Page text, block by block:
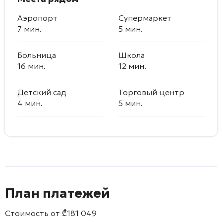
Аэропорт
7 мин.
Супермаркет
5 мин.
Больница
16 мин.
Школа
12 мин.
Детский сад
4 мин.
Торговый центр
5 мин.
План платежей
Стоимость от ₾181 049